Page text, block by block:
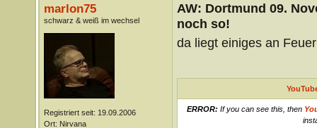
marlon75
schwarz & weiß im wechsel
Registriert seit: 19.09.2006
Ort: Nirvana
AW: Dortmund 09.
noch so!
da liegt einiges an
ERROR: If you can see this, then